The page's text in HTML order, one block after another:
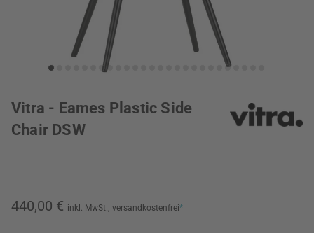
Vitra - Eames Plastic Side
Chair DSW
440,00 € inkl. MwSt., versandkostenfrei*